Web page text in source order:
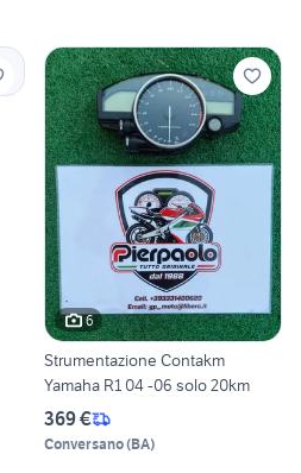
6
Strumentazione Contakm
Yamaha R1 04 -06 solo 20km
369 €
Conversano(BA)